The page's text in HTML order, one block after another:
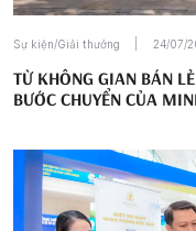
Sự kiện/Giải thưởng 24/07/
TỪ KHÔNG GIAN BÁN
BƯỚC CHUYỂN CỦA